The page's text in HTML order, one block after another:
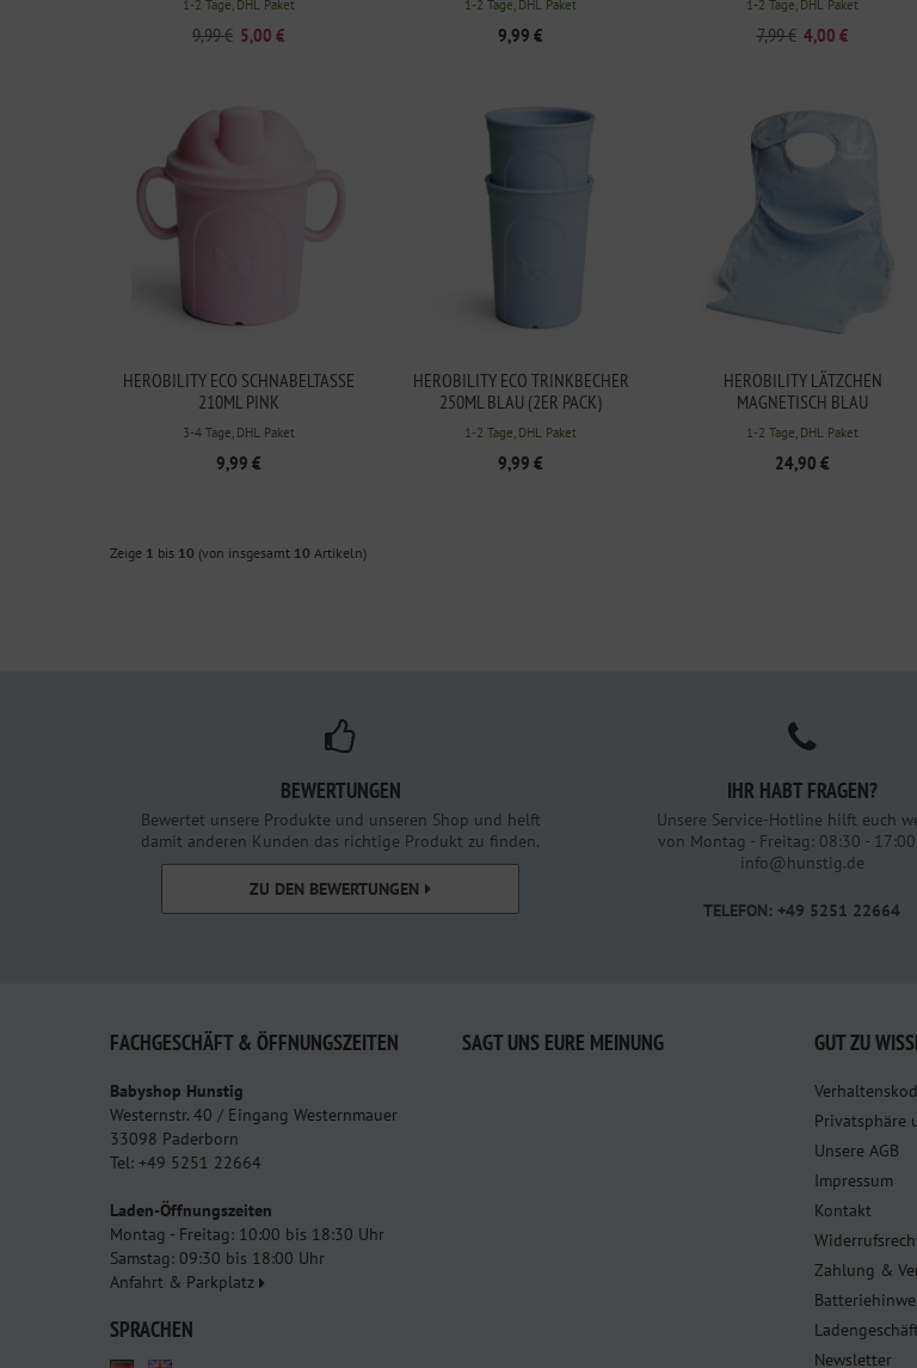
1-2 Tage, DHL Paket
9,99 € 5,00 €
1-2 Tage, DHL Paket
9,99 €
1-2 Tage, DHL Paket
7,99 € 4,00 €
HEROBILITY ECO SCHNABELTASSE
210ML PINK
3-4 Tage, DHL Paket
9,99 €
HEROBILITY ECO TRINKBECHER
250ML BLAU (2ER PACK)
1-2 Tage, DHL Paket
9,99 €
HEROBILITY LÄTZCHEN
MAGNETISCH BLAU
1-2 Tage, DHL Paket
24,90 €
Zeige 1 bis 10 (von insgesamt 10 Artikeln)
BEWERTUNGEN
Bewertet unsere Produkte und unseren Shop und helft
damit anderen Kunden das richtige Produkt zu finden.
ZU DEN BEWERTUNGEN
IHR HABT FRAGEN?
Unsere Service-Hotline hilft euch
von Montag - Freitag: 08:30 -
info@hunstig.de
TELEFON: +49 5251 22664
FACHGESCHÄFT & ÖFFNUNGSZEITEN
Babyshop Hunstig
Westernstr. 40 / Eingang Westernmauer
33098 Paderborn
Tel: +49 5251 22664
Laden-Öffnungszeiten
Montag - Freitag: 10:00 bis 18:30 Uhr
Samstag: 09:30 bis 18:00 Uhr
Anfahrt & Parkplatz
SPRACHEN
SAGT UNS EURE MEINUNG GUT ZU
Privatsphäre
Unsere AGB
Impressum
Kontakt
Zahlung &
Newsletter